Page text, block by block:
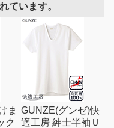
ています。
ま
ク
GUNZE(グンゼ)快
適工房 紳士半袖Ｕ